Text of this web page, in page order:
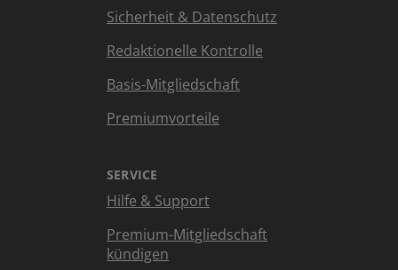
Sicherheit & Datenschutz
Redaktionelle Kontrolle
Basis-Mitgliedschaft
Premiumvorteile
SERVICE
Hilfe & Support
Premium-Mitgliedschaft
kündigen